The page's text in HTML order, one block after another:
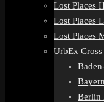
Lost Places
Lost Places
Lost Places
UrbEx
Bayern
Berlin